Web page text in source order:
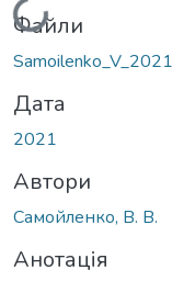
Вантажиться...
Файли
Дата
2021
Автори
Самойленко, В. В.
Анотація